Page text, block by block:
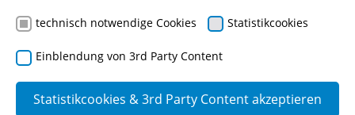
Umwelt und Technik
Kreislauf- und
technisch notwendige Cookies Statistikcookies
Einblendung von 3rd Party Content
Statistikcookies & 3rd Party Content akzeptieren